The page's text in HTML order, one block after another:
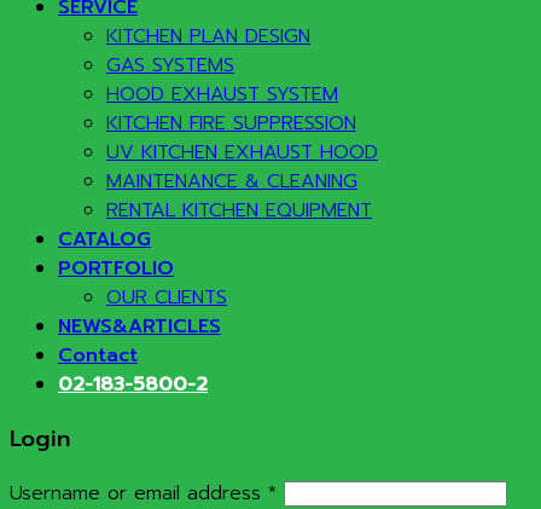
SERVICE
KITCHEN PLAN DESIGN
GAS SYSTEMS
HOOD EXHAUST SYSTEM
KITCHEN FIRE SUPPRESSION
UV KITCHEN EXHAUST HOOD
MAINTENANCE & CLEANING
RENTAL KITCHEN EQUIPMENT
CATALOG
PORTFOLIO
OUR CLIENTS
NEWS&ARTICLES
Contact
02-183-5800-2
Login
Username or email address * Required